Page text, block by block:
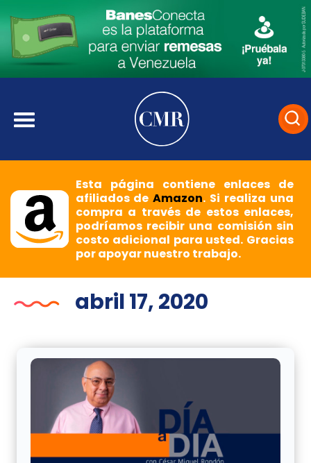
Esta página contiene enlaces de
afiliados deAmazon. Si realiza una
compra a través de estos enlaces,
podríamos recibir una comisión sin
costo adicional para usted. Gracias
por apoyar nuestro trabajo.
abril 17, 2020